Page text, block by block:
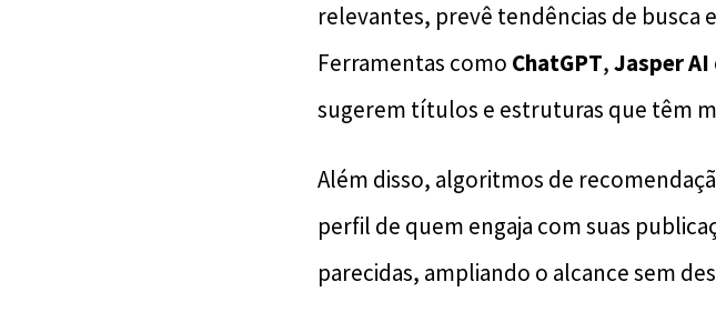
relevantes, prevê tendências de busca
Ferramentas como ChatGPT,Jasper AI
sugerem títulos e estruturas que têm
Além disso, algoritmos de
perfil de quem engaja com suas
parecidas, ampliando o alcance sem